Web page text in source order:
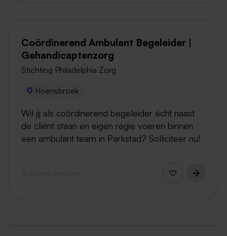
Coördinerend Ambulant Begeleider |
Gehandicaptenzorg
Stichting Philadelphia Zorg
Hoensbroek
Wil jij als coördinerend begeleider écht naast
de cliënt staan en eigen regie voeren binnen
een ambulant team in Parkstad? Solliciteer nu!